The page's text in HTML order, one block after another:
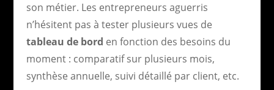
son métier. Les entrepreneurs aguerris
n’hésitent pas à tester plusieurs vues de
tableau de bord en fonction des besoins du
moment : comparatif sur plusieurs mois,
synthèse annuelle, suivi détaillé par client, etc.